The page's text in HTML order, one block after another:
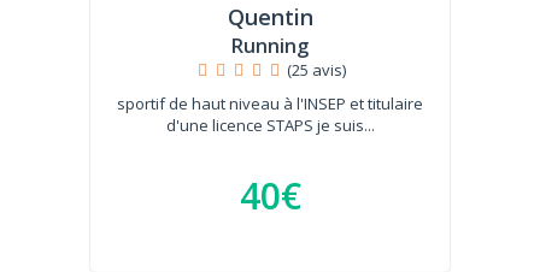
Quentin
Running
(25 avis)
sportif de haut niveau à l'INSEP et titulaire
d'une licence STAPS je suis...
40€